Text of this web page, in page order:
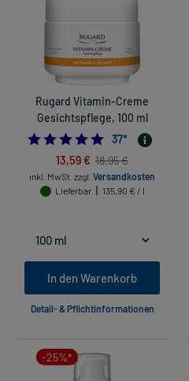
Rugard Vitamin-Creme
Gesichtspflege, 100 ml
4.72972972972973
37*
13,59 € 18,95 €
inkl. MwSt. zzgl. Versandkosten
Lieferbar
135,90 € / l
In den Warenkorb
Detail- & Pflichtinformationen
-25%*